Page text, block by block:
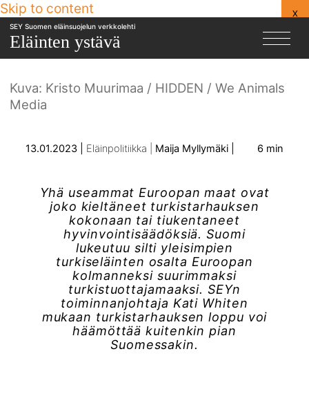
Skip to content
SEY Suomen eläinsuojelun verkkolehti
Eläinten ystävä
Turkistarhauksen loppu voi
häämöttää pian Suomessakin
Kuva: Kristo Muurimaa / HIDDEN / We Animals
Media
13.01.2023 Eläinpolitiikka Maija Myllymäki 6 min
Yhä useammat Euroopan maat ovat
joko kieltäneet turkistarhauksen
kokonaan tai tiukentaneet
hyvinvointisäädöksiä. Suomi
lukeutuu silti yleisimpien
turkiseläinten osalta Euroopan
kolmanneksi suurimmaksi
turkistuottajamaaksi. SEYn
toiminnanjohtaja Kati Whiten
mukaan turkistarhauksen loppu voi
häämöttää kuitenkin pian
Suomessakin.
X